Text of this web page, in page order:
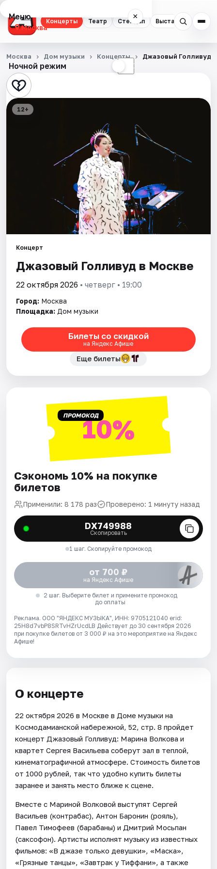
Концерты Театр Стендап Выставки
Меню ×
Москва
Концерты
Театр
Стендап
Площадки
Артисты
Рейтинги
Ночной режим ☾
Москва Дом музыки Концерты Джазовый Голливуд
12+
Концерт
Джазовый Голливуд в Москве
22 октября 2026 • четверг • 19:00
Город: Москва
Площадка: Дом музыки
Билеты со скидкой
на Яндекс Афише
Еще билеты
ПРОМОКОД10%
Сэкономь 10% на покупке
билетов
Применили: 8 178 раз Проверено: 1 минуту назад
DX749988
Скопировать
1 шаг. Скопируйте промокод
от 700 ₽
на Яндекс Афише
2 шаг. Выберите билет и примените промокод
до оплаты
Реклама. ООО "ЯНДЕКС МУЗЫКА", ИНН: 9705121040 erid:
25H8d7vbP8SRTvHZrUcdLB Действует до 30 сентября 2026
при покупке билетов от 3 000 ₽ на это мероприятие на Яндекс
Афише!
О концерте
22 октября 2026 в Москве в Доме музыки на
Космодамианской набережной, 52, стр. 8 пройдет
концерт Джазовый Голливуд: Марина Волкова и
квартет Сергея Васильева соберут зал в теплой,
кинематографичной атмосфере. Стоимость билетов
от 1000 рублей, так что удобно купить билеты
заранее и занять место ближе к сцене.
Вместе с Мариной Волковой выступят Сергей
Васильев (контрабас), Антон Баронин (рояль),
Павел Тимофеев (барабаны) и Дмитрий Мосьпан
(саксофон). Артисты исполнят музыку из известных
фильмов: «В джазе только девушки», «Маска»,
«Грязные танцы», «Завтрак у Тиффани», а также